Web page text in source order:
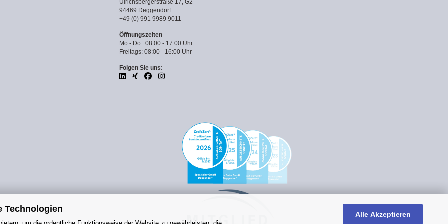
Technologien
Alle Akzeptieren
Ulrichsbergerstraße 17, G2
94469 Deggendorf
+49 (0) 991 9989 9011
Öffnungszeiten
Mo - Do : 08:00 - 17:00 Uhr
Freitags: 08:00 - 16:00 Uhr
Folgen Sie uns: